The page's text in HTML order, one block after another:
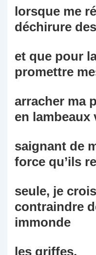
lorsque me
déchirure
et que pour
promettre
arracher ma
en lambeaux
saignant de
force qu’ils
seule, je
contraindre
immonde
les griffes.